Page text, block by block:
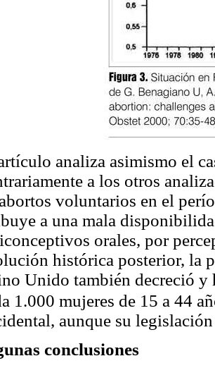
analiza asimismo el
a los otros
voluntarios en el
a una mala
orales, por
histórica posterior, la
Unido también decreció y
1.000 mujeres de 15 a 44
aunque su
conclusiones